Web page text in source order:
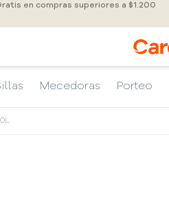
en compras superiores a $1.200
Mecedoras Porteo